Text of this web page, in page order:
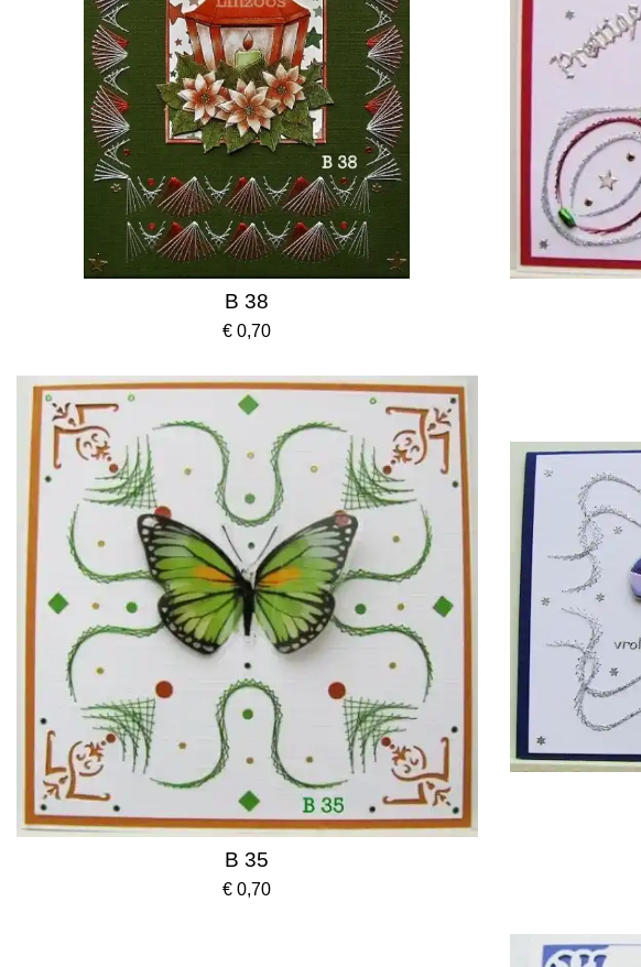
B 38
€ 0,70
B 35
€ 0,70